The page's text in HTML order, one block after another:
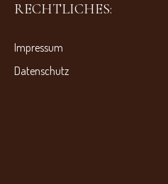
RECHTLICHES:
Impressum
Datenschutz